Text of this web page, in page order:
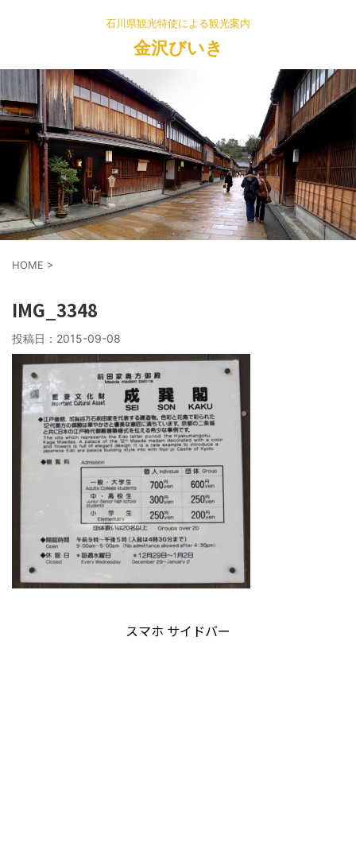
石川県観光特使による観光案内
金沢びいき
HOME >
IMG_3348
投稿日： 2015-09-08
スマホ サイドバー